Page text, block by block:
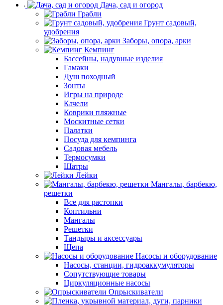
Дача, сад и огород
Грабли
Грунт садовый,
удобрения
Заборы, опора, арки
Кемпинг
Бассейны, надувные изделия
Гамаки
Душ походный
Зонты
Игры на природе
Качели
Коврики пляжные
Москитные сетки
Палатки
Посуда для кемпинга
Садовая мебель
Термосумки
Шатры
Лейки
Мангалы, барбекю,
решетки
Все для растопки
Коптильни
Мангалы
Решетки
Тандыры и аксессуары
Щепа
Насосы и оборудование
Насосы, станции, гидроаккумуляторы
Сопутствующие товары
Циркуляционные насосы
Опрыскиватели